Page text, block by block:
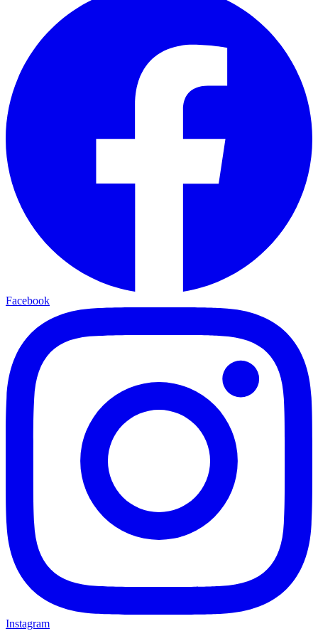
Facebook
Instagram